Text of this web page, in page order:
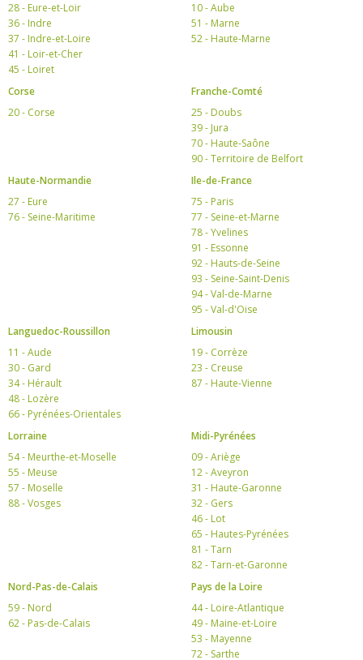
28 - Eure-et-Loir
36 - Indre
37 - Indre-et-Loire
41 - Loir-et-Cher
45 - Loiret
10 - Aube
51 - Marne
52 - Haute-Marne
Corse
20 - Corse
Franche-Comté
25 - Doubs
39 - Jura
70 - Haute-Saône
90 - Territoire de Belfort
Haute-Normandie
27 - Eure
76 - Seine-Maritime
Ile-de-France
75 - Paris
77 - Seine-et-Marne
78 - Yvelines
91 - Essonne
92 - Hauts-de-Seine
93 - Seine-Saint-Denis
94 - Val-de-Marne
95 - Val-d'Oise
Languedoc-Roussillon
11 - Aude
30 - Gard
34 - Hérault
48 - Lozère
66 - Pyrénées-Orientales
Limousin
19 - Corrèze
23 - Creuse
87 - Haute-Vienne
Lorraine
54 - Meurthe-et-Moselle
55 - Meuse
57 - Moselle
88 - Vosges
Midi-Pyrénées
09 - Ariège
12 - Aveyron
31 - Haute-Garonne
32 - Gers
46 - Lot
65 - Hautes-Pyrénées
81 - Tarn
82 - Tarn-et-Garonne
Nord-Pas-de-Calais
59 - Nord
62 - Pas-de-Calais
Pays de la Loire
44 - Loire-Atlantique
49 - Maine-et-Loire
53 - Mayenne
72 - Sarthe